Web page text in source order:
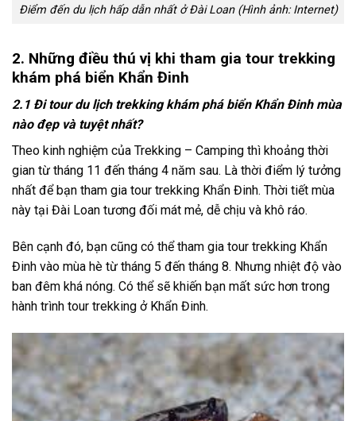
Điểm đến du lịch hấp dẫn nhất ở Đài Loan (Hình ảnh: Internet)
2. Những điều thú vị khi tham gia tour trekking
khám phá biển Khẩn Đinh
2.1 Đi tour du lịch trekking khám phá biển Khẩn Đinh mùa
nào đẹp và tuyệt nhất?
Theo kinh nghiệm của Trekking – Camping thì khoảng thời
gian từ tháng 11 đến tháng 4 năm sau. Là thời điểm lý tưởng
nhất để bạn tham gia tour trekking Khẩn Đinh. Thời tiết mùa
này tại Đài Loan tương đối mát mẻ, dễ chịu và khô ráo.
Bên cạnh đó, bạn cũng có thể tham gia tour trekking Khẩn
Đinh vào mùa hè từ tháng 5 đến tháng 8. Nhưng nhiệt độ vào
ban đêm khá nóng. Có thể sẽ khiến bạn mất sức hơn trong
hành trình tour trekking ở Khẩn Đinh.